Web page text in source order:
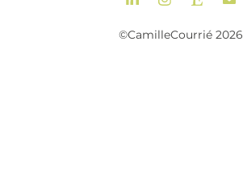
©CamilleCourrié 2026